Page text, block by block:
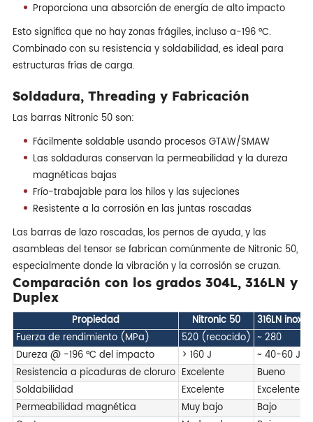
Proporciona una absorción de energía de alto impacto
Esto significa que no hay zonas frágiles, incluso a-196 °C.
Combinado con su resistencia y soldabilidad, es ideal para
estructuras frías de carga.
Soldadura, Threading y Fabricación
Las barras Nitronic 50 son:
Fácilmente soldable usando procesos GTAW/SMAW
Las soldaduras conservan la permeabilidad y la dureza
magnéticas bajas
Frío-trabajable para los hilos y las sujeciones
Resistente a la corrosión en las juntas roscadas
Las barras de lazo roscadas, los pernos de ayuda, y las
asambleas del tensor se fabrican comúnmente de Nitronic 50,
especialmente donde la vibración y la corrosión se cruzan.
Comparación con los grados 304L, 316LN y
Duplex
Propiedad Nitronic 50
316LN
Fuerza de rendimiento (MPa)
520 (recocido) ~ 280
Dureza @ -196 °C del impacto
> 160 J
~ 40-60 J
Resistencia a picaduras de cloruro Excelente
Bueno
Soldabilidad
Excelente
Excelente
Permeabilidad magnética
Muy bajo
Bajo